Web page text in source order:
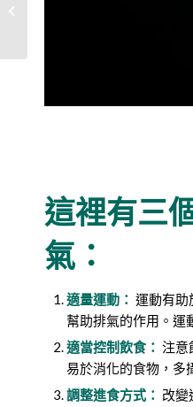
這裡有三
氣：
適量運動： 運動有助
幫助排氣的作用。運
適當控制飲食： 注意
易於消化的食物，多
調整進食方式： 改變